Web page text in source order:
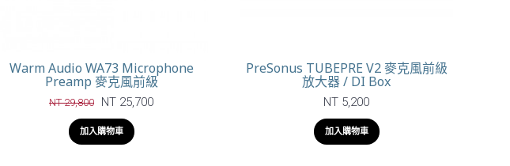
Warm Audio WA73 Microphone
Preamp 麥克風前級
NT 29,800 NT 25,700
加入購物車
PreSonus TUBEPRE V2 麥克風前級
放大器 / DI Box
NT 5,200
加入購物車